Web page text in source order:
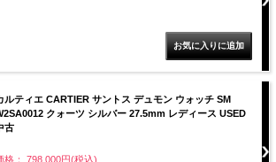
ルティエ CARTIER サントス デュモン ウォッチ SM
クォーツ シルバー 27.5mm レディース USED
古
格： 798,000円(税込)